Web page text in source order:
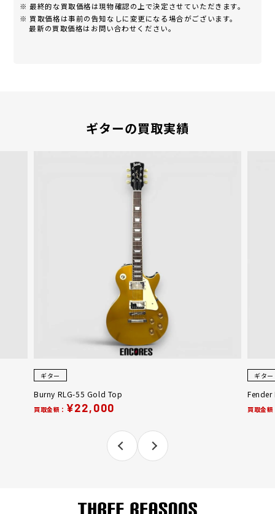
※ 最終的な買取価格は現物確認の上で決定させていただきます。
※ 買取価格は事前の告知なしに変更になる場合がございます。
最新の買取価格はお問い合わせください。
ギターの買取実績
ギター
Burny RLG-55 Gold Top
買取金額： ¥22,000
ギター
Fender
買取金額